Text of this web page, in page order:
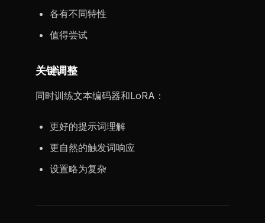
各有不同特性
值得尝试
关键调整
同时训练文本编码器和LoRA：
更好的提示词理解
更自然的触发词响应
设置略为复杂